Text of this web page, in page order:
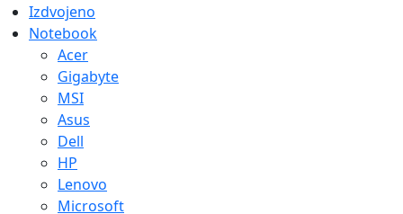
Izdvojeno
Notebook
Acer
Gigabyte
MSI
Asus
Dell
HP
Lenovo
Microsoft